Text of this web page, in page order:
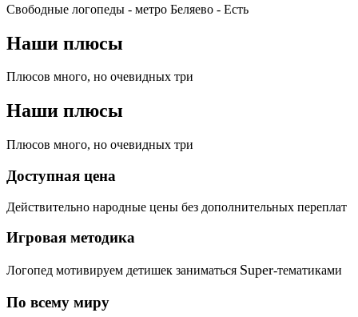
Свободные логопеды - метро Беляево - Есть
Наши плюсы
Плюсов много, но очевидных три
Наши плюсы
Плюсов много, но очевидных три
Доступная цена
Действительно народные цены без дополнительных переплат
Игровая методика
Логопед мотивируем детишек заниматься Super-тематиками
По всему миру